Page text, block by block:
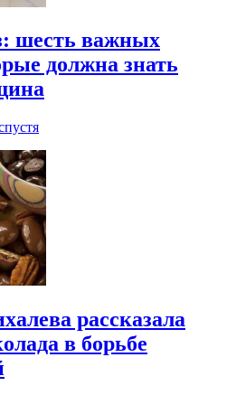
шесть важных
должна знать
рассказала
в борьбе